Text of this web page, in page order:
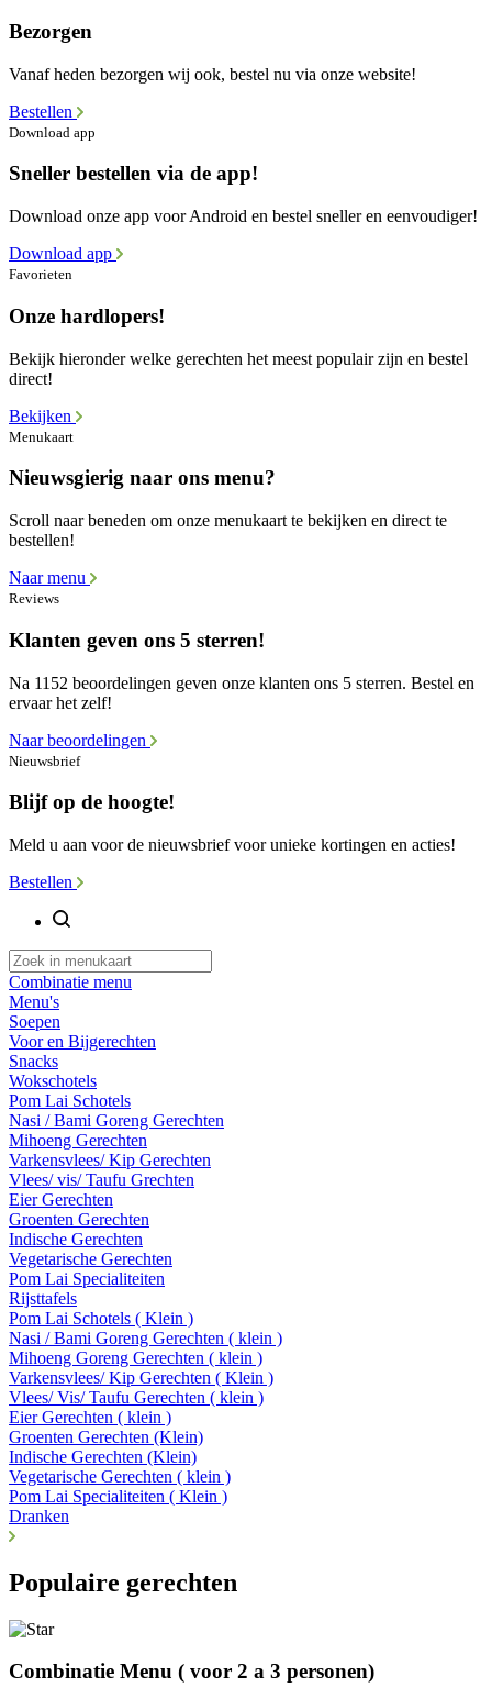
Bezorgen
Vanaf heden bezorgen wij ook, bestel nu via onze website!
Bestellen
Download app
Sneller bestellen via de app!
Download onze app voor Android en bestel sneller en eenvoudiger!
Download app
Favorieten
Onze hardlopers!
Bekijk hieronder welke gerechten het meest populair zijn en bestel
direct!
Bekijken
Menukaart
Nieuwsgierig naar ons menu?
Scroll naar beneden om onze menukaart te bekijken en direct te
bestellen!
Naar menu
Reviews
Klanten geven ons 5 sterren!
Na 1152 beoordelingen geven onze klanten ons 5 sterren. Bestel en
ervaar het zelf!
Naar beoordelingen
Nieuwsbrief
Blijf op de hoogte!
Meld u aan voor de nieuwsbrief voor unieke kortingen en acties!
Bestellen
Combinatie menu
Menu's
Soepen
Voor en Bijgerechten
Snacks
Wokschotels
Pom Lai Schotels
Nasi / Bami Goreng Gerechten
Mihoeng Gerechten
Varkensvlees/ Kip Gerechten
Vlees/ vis/ Taufu Grechten
Eier Gerechten
Groenten Gerechten
Indische Gerechten
Vegetarische Gerechten
Pom Lai Specialiteiten
Rijsttafels
Pom Lai Schotels ( Klein )
Nasi / Bami Goreng Gerechten ( klein )
Mihoeng Goreng Gerechten ( klein )
Varkensvlees/ Kip Gerechten ( Klein )
Vlees/ Vis/ Taufu Gerechten ( klein )
Eier Gerechten ( klein )
Groenten Gerechten (Klein)
Indische Gerechten (Klein)
Vegetarische Gerechten ( klein )
Pom Lai Specialiteiten ( Klein )
Dranken
Populaire gerechten
Combinatie Menu ( voor 2 a 3 personen)